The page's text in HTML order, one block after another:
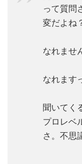
って質問
変だよね
なれませ
なれます
聞いてく
プロレベ
さ。不思